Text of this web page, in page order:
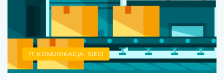
IT, KOMUNIKACJA, SIECI